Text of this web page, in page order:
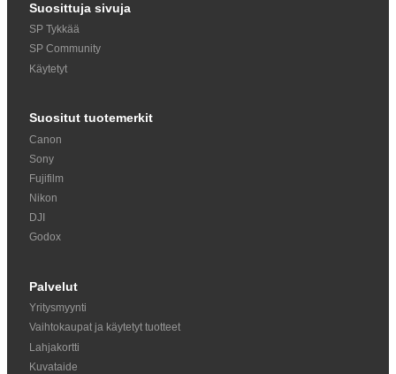
Suosittuja sivuja
SP Tykkää
SP Community
Käytetyt
Suositut tuotemerkit
Canon
Sony
Fujifilm
Nikon
DJI
Godox
Palvelut
Yritysmyynti
Vaihtokaupat ja käytetyt tuotteet
Lahjakortti
Kuvataide